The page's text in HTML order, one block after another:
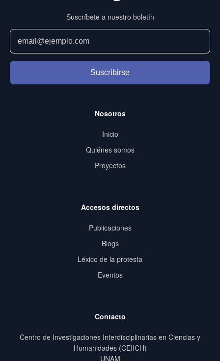
Suscríbete a nuestro boletín
Suscribirse
Nosotros
Inicio
Quiénes somos
Proyectos
Accesos directos
Publicaciones
Blogs
Léxico de la protesta
Eventos
Contacto
Centro de Investigaciones Interdisciplinarias en Ciencias y
Humanidades (CEIICH)
UNAM